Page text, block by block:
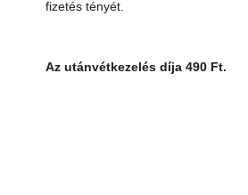
fizetés tényét.
Az utánvétkezelés díja 490 Ft.